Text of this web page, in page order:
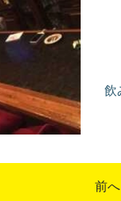
飲
前へ